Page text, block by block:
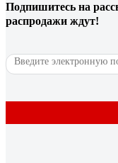
Подпишитесь на
распродажи ждут!